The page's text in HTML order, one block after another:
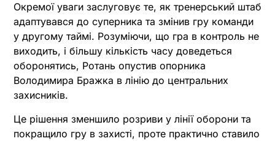
Окремої уваги заслуговує те, як тренерський штаб
адаптувався до суперника та змінив гру команди
у другому таймі. Розуміючи, що гра в контроль не
виходить, і більшу кількість часу доведеться
оборонятись, Ротань опустив опорника
Володимира Бражка в лінію до центральних
захисників.
Це рішення зменшило розриви у лінії оборони та
покращило гру в захисті, проте практично ставило